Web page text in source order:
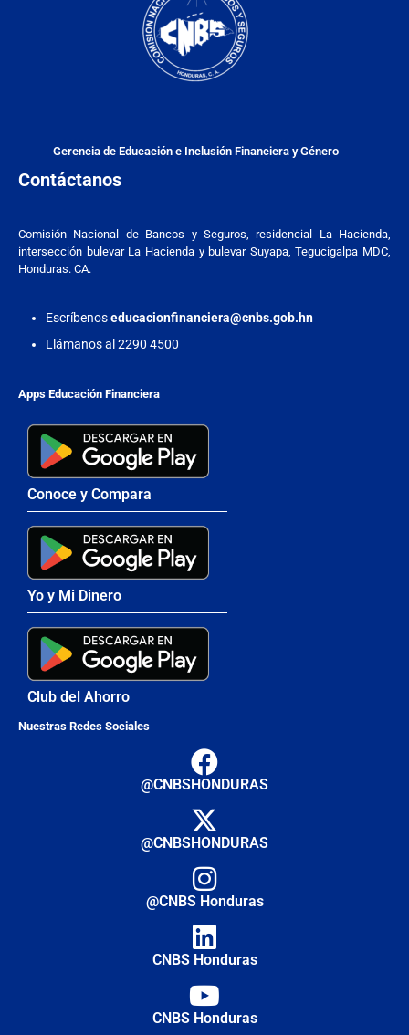
Gerencia de Educación e Inclusión Financiera y Género
Contáctanos
Comisión Nacional de Bancos y Seguros, residencial La Hacienda,
intersección bulevar La Hacienda y bulevar Suyapa, Tegucigalpa MDC,
Honduras. CA.
Escríbenoseducacionfinanciera@cnbs.gob.hn
Llámanos al 2290 4500
Apps Educación Financiera
Conoce y Compara
Yo y Mi Dinero
Club del Ahorro
Nuestras Redes Sociales
@CNBSHONDURAS
@CNBSHONDURAS
@CNBS Honduras
CNBS Honduras
CNBS Honduras